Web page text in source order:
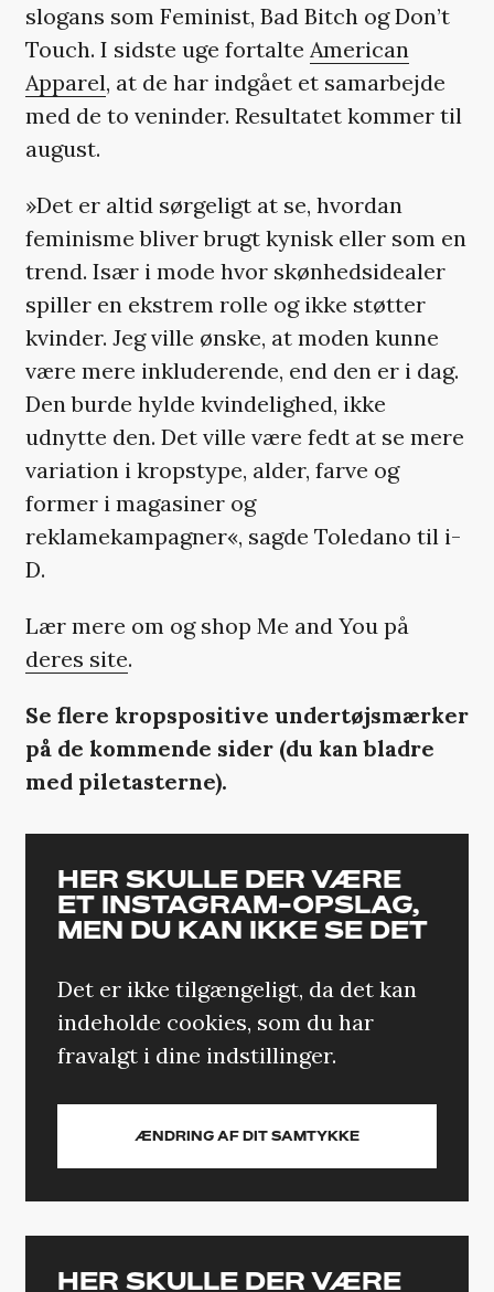
slogans som Feminist, Bad Bitch og Don’t
Touch. I sidste uge fortalte American
Apparel, at de har indgået et samarbejde
med de to veninder. Resultatet kommer til
august.
»Det er altid sørgeligt at se, hvordan
feminisme bliver brugt kynisk eller som en
trend. Især i mode hvor skønhedsidealer
spiller en ekstrem rolle og ikke støtter
kvinder. Jeg ville ønske, at moden kunne
være mere inkluderende, end den er i dag.
Den burde hylde kvindelighed, ikke
udnytte den. Det ville være fedt at se mere
variation i kropstype, alder, farve og
former i magasiner og
reklamekampagner«, sagde Toledano til i-
D.
Lær mere om og shop Me and You på
deres site.
Se flere kropspositive undertøjsmærker
på de kommende sider (du kan bladre
med piletasterne).
HER SKULLE DER VÆRE
ET INSTAGRAM-OPSLAG,
MEN DU KAN IKKE SE DET
Det er ikke tilgængeligt, da det kan
indeholde cookies, som du har
fravalgt i dine indstillinger.
ÆNDRING AF DIT SAMTYKKE
HER SKULLE DER VÆRE